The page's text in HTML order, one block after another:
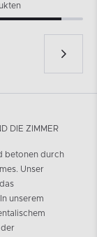
DIE ZIMMER
betonen durch
Unser
unserem
der